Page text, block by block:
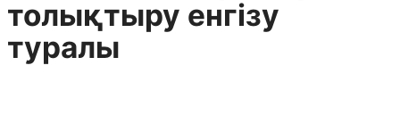
толықтыру енгізу
туралы